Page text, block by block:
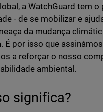
a WatchGuard tem o
- de se mobilizar e
da mudança
É por isso que
a reforçar o nosso
ambiental.
significa?